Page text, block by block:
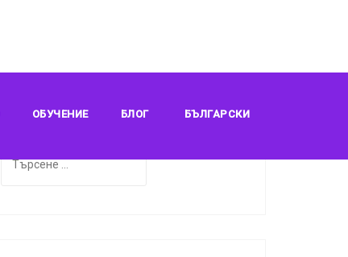
ОБУЧЕНИЕ БЛОГ БЪЛГАРСКИ
Search